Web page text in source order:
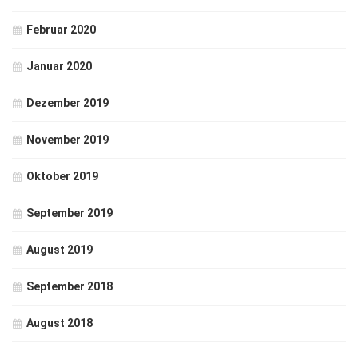
Februar 2020
Januar 2020
Dezember 2019
November 2019
Oktober 2019
September 2019
August 2019
September 2018
August 2018